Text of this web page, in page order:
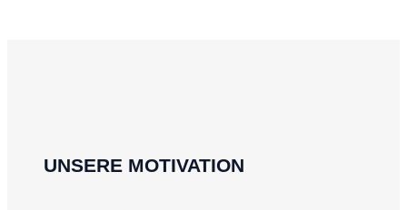
UNSERE MOTIVATION